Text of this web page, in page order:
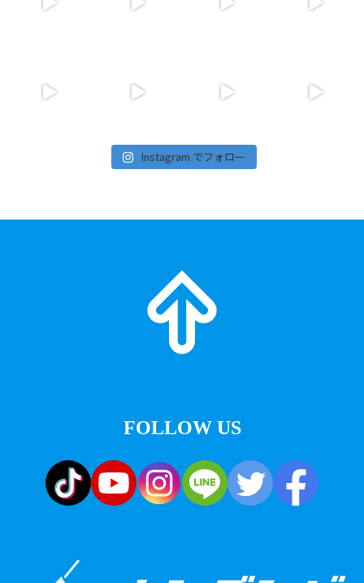
Instagram でフォロー
FOLLOW US